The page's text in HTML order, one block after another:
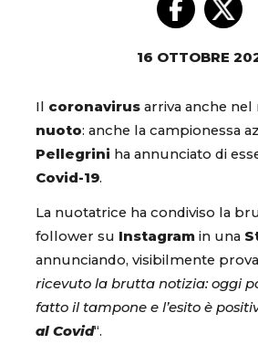
16 OTTOBRE
Il coronavirus arriva anche nel
nuoto: anche la campionessa
Pellegrini ha annunciato di
Covid-19.
La nuotatrice ha condiviso la
follower su Instagram in una
annunciando, visibilmente
ricevuto la brutta notizia: oggi
fatto il tampone e l’esito è
al Covid“.